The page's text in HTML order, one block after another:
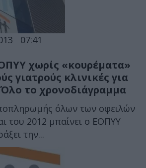
07:41
χωρίς «κουρέματα»
γιατρούς κλινικές για
Όλο το χρονοδιάγραμμα
όλων των οφειλών
του 2012 μπαίνει ο ΕΟΠΥΥ
την...